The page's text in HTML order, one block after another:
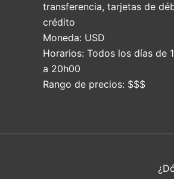
transferencia, tarjetas de
crédito
Moneda: USD
Horarios: Todos los días de
a 20h00
Rango de precios: $$$